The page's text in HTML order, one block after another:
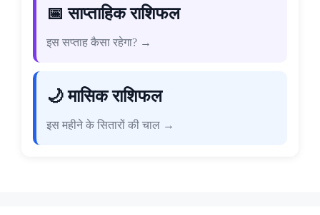
📅 साप्ताहिक राशिफल
इस सप्ताह कैसा रहेगा? →
🌙 मासिक राशिफल
इस महीने के सितारों की चाल →